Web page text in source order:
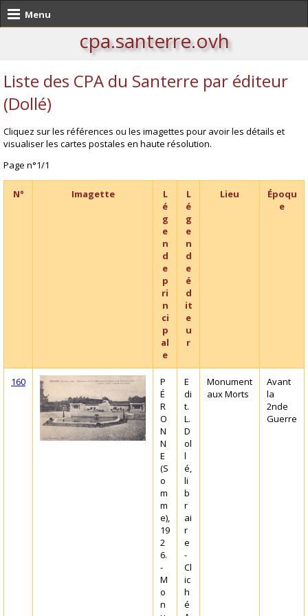
Menu
cpa.santerre.ovh
Liste des CPA du Santerre par éditeur
(Dollé)
Cliquez sur les références ou les imagettes pour avoir les détails et
visualiser les cartes postales en haute résolution.
Page n°1/1
N° Imagette
L
é
g
e
n
d
e
p
ri
n
ci
p
al
e
L
é
g
e
n
d
e
é
d
it
e
u
r
Lieu
Époqu
e
160
P
É
R
O
N
N
E
(S
o
m
m
e),
19
2
6.
-
M
o
n
E
di
t.
L.
D
ol
l
é,
li
b
r
ai
r
e
-
Cl
ic
h
é
Monument
aux Morts
Avant
la
2nde
Guerre